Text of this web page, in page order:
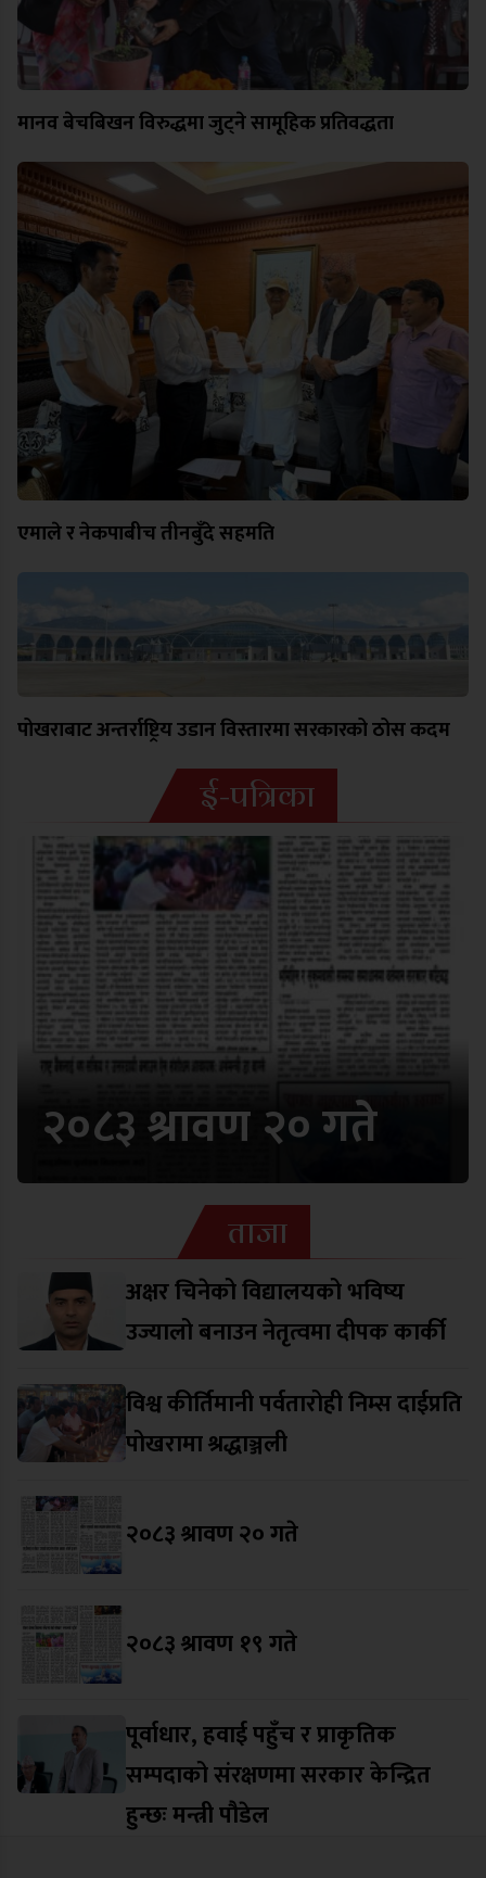
मानव बेचबिखन विरुद्धमा जुट्ने सामूहिक प्रतिवद्धता
एमाले र नेकपाबीच तीनबुँदे सहमति
पोखराबाट अन्तर्राष्ट्रिय उडान विस्तारमा सरकारको ठोस कदम
ई-पत्रिका
२०८३ श्रावण २० गते
ताजा
अक्षर चिनेको विद्यालयको भविष्य
उज्यालो बनाउन नेतृत्वमा दीपक कार्की
विश्व कीर्तिमानी पर्वतारोही निम्स दाईप्रति
पोखरामा श्रद्धाञ्जली
२०८३ श्रावण २० गते
२०८३ श्रावण १९ गते
पूर्वाधार, हवाई पहुँच र प्राकृतिक
सम्पदाको संरक्षणमा सरकार केन्द्रित
हुन्छः मन्त्री पौडेल